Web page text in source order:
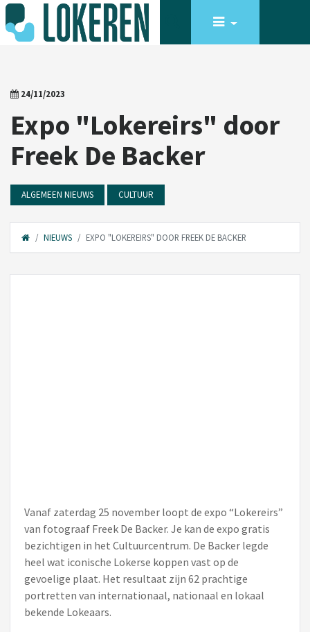
24/11/2023
Expo "Lokereirs" door
Freek De Backer
ALGEMEEN NIEUWS CULTUUR
NIEUWS EXPO "LOKEREIRS" DOOR FREEK DE BACKER
Vanaf zaterdag 25 november loopt de expo “Lokereirs”
van fotograaf Freek De Backer. Je kan de expo gratis
bezichtigen in het Cultuurcentrum. De Backer legde
heel wat iconische Lokerse koppen vast op de
gevoelige plaat. Het resultaat zijn 62 prachtige
portretten van internationaal, nationaal en lokaal
bekende Lokeaars.